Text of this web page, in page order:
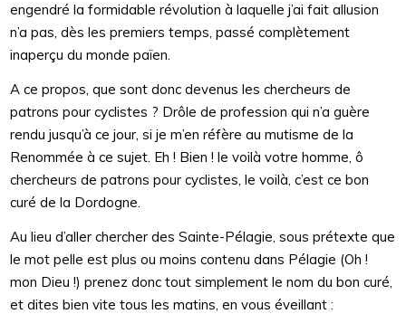
engendré la formidable révolution à laquelle j’ai fait allusion
n’a pas, dès les premiers temps, passé complètement
inaperçu du monde païen.
A ce propos, que sont donc devenus les chercheurs de
patrons pour cyclistes ? Drôle de profession qui n’a guère
rendu jusqu’à ce jour, si je m’en réfère au mutisme de la
Renommée à ce sujet. Eh ! Bien ! le voilà votre homme, ô
chercheurs de patrons pour cyclistes, le voilà, c’est ce bon
curé de la Dordogne.
Au lieu d’aller chercher des Sainte-Pélagie, sous prétexte que
le mot pelle est plus ou moins contenu dans Pélagie (Oh !
mon Dieu !) prenez donc tout simplement le nom du bon curé,
et dites bien vite tous les matins, en vous éveillant :